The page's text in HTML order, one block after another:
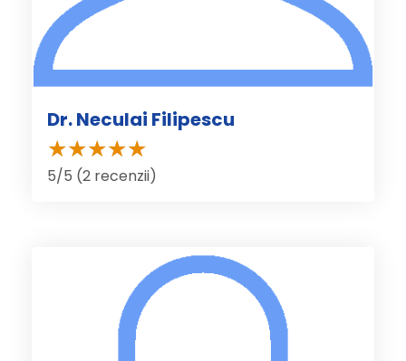
Dr. Neculai Filipescu
5/5 (2 recenzii)